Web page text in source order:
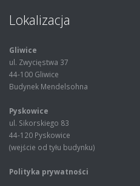
Lokalizacja
Gliwice
ul. Zwycięstwa 37
44-100 Gliwice
Budynek Mendelsohna
Pyskowice
ul. Sikorskiego 83
44-120 Pyskowice
(wejście od tyłu budynku)
Polityka prywatności